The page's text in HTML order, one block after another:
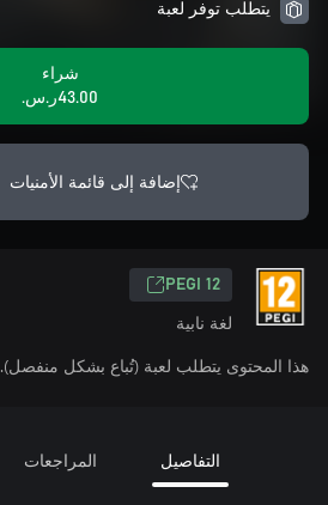
يتطلب توفر لعبة
شراء
‪ر.س.‏‎43.00‬
إضافة إلى قائمة الأمنيات
PEGI 12
لغة نابية
هذا المحتوى يتطلب لعبة (تُباع بشكل منفصل).
التفاصيل المراجعات